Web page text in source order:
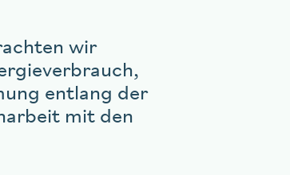
wir
entlang der
mit den